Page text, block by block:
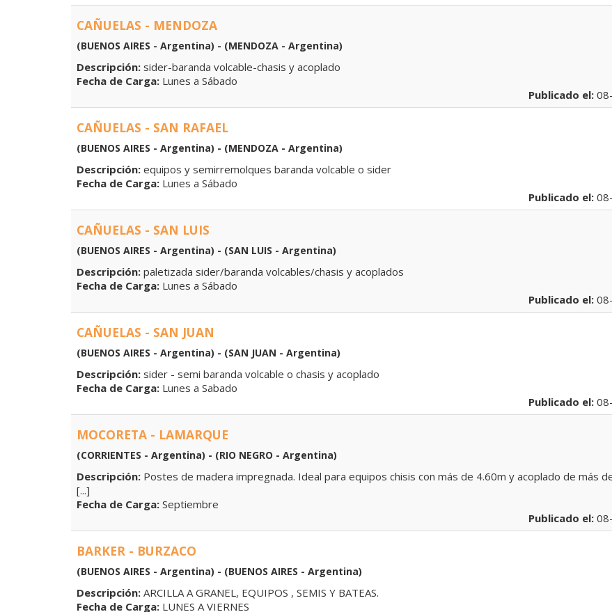
CAÑUELAS - MENDOZA
(BUENOS AIRES - Argentina) - (MENDOZA - Argentina)
Descripción: sider-baranda volcable-chasis y acoplado
Fecha de Carga: Lunes a Sábado
Publicado el:
CAÑUELAS - SAN RAFAEL
(BUENOS AIRES - Argentina) - (MENDOZA - Argentina)
Descripción: equipos y semirremolques baranda volcable o sider
Fecha de Carga: Lunes a Sábado
Publicado el:
CAÑUELAS - SAN LUIS
(BUENOS AIRES - Argentina) - (SAN LUIS - Argentina)
Descripción: paletizada sider/baranda volcables/chasis y acoplados
Fecha de Carga: Lunes a Sábado
Publicado el:
CAÑUELAS - SAN JUAN
(BUENOS AIRES - Argentina) - (SAN JUAN - Argentina)
Descripción: sider - semi baranda volcable o chasis y acoplado
Fecha de Carga: Lunes a Sabado
Publicado el:
MOCORETA - LAMARQUE
(CORRIENTES - Argentina) - (RIO NEGRO - Argentina)
Descripción: Postes de madera impregnada. Ideal para equipos chisis con más de 4.60m y acoplado de más
[...]
Fecha de Carga: Septiembre
Publicado el:
BARKER - BURZACO
(BUENOS AIRES - Argentina) - (BUENOS AIRES - Argentina)
Descripción: ARCILLA A GRANEL, EQUIPOS , SEMIS Y BATEAS.
Fecha de Carga: LUNES A VIERNES